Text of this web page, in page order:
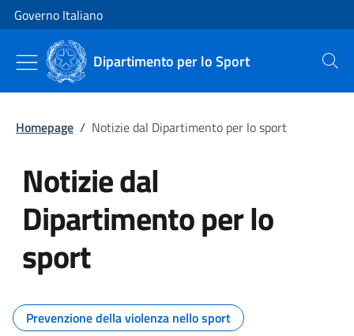
Vai al contenuto
Vai alla navigazione del sito
Governo Italiano
Dipartimento per lo Sport Cerca
Homepage / Notizie dal Dipartimento per lo sport
Notizie dal
Dipartimento per lo
sport
Tutti i contenuti della pagina
Prevenzione della violenza nello sport